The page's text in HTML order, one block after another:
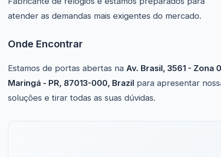
atender as demandas mais exigentes do mercado.
Onde Encontrar
Estamos de portas abertas na Av. Brasil, 3561 - Zona
Maringá - PR, 87013-000, Brazil para apresentar
soluções e tirar todas as suas dúvidas.